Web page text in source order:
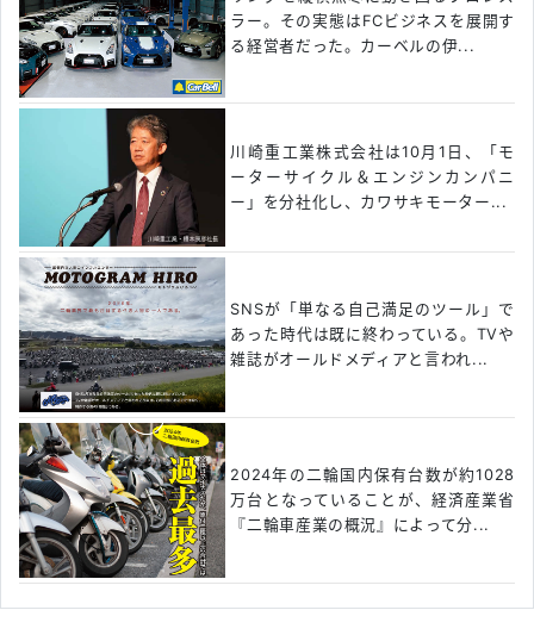
ラー。その実態はFCビジネスを展開す
る経営者だった。カーベルの伊...
川崎重工業株式会社は10月1日、「モ
ーターサイクル＆エンジンカンパニ
ー」を分社化し、カワサキモーター...
SNSが「単なる自己満足のツール」で
あった時代は既に終わっている。TVや
雑誌がオールドメディアと言われ...
2024年の二輪国内保有台数が約1028
万台となっていることが、経済産業省
『二輪車産業の概況』によって分...